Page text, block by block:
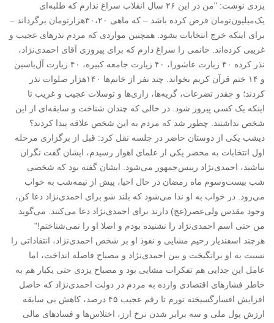
یزدی نوشت: "من در این ۲۶ سال انقلا‌ب سراغ ندارم که طلبه‌ای
یک‌میلیون‌تومان قرض کرده باشد – که ماهی ۳۰،۲۰هزارتومان برگرداند –
برای اینکه خرج انتخابات بشود. همچنین مواردی که مردم نذرهای عجیب و
غریبی کرده‌اند. خانمی را سراغ دارم که برای پیروزی آقای احمدی‌نژاد،
نذر کرده ۴۰ زیارت عاشورا، ۴۰ زیارت جامعه کبیره، ۴۰ زیارت آل‌یاسین
و ۱۴ ختم قرآن کریم بخواند. چند نفر از خانم‌ها ۱۴۰‌هزار صلوات نذر
کردند؛ و چقدر تضرعات، گریه‌ها، زاری‌ها و توسلا‌ت عجیب و غریب تا
اینکه یک کسی پیروز شود. در حالی که چندان شناخت و سابقه‌ای از این
شخص نداشتند. چطور شد که مردم به این شخص علا‌قه پیدا کردند؟
دیشب یکی از دوستان حاضر در جلسه نقل کرد: قبل از برگزاری مرحله
اول انتخابات به محضر یکی از علمای اهواز رسیدم، ایشان گفت نگران
نباشید، احمدی‌نژاد رییس‌جمهور می‌شود. ایشان گفته بود که شخصی
شب بیست‌‌و‌سوم ماه رمضان در حال احیا، پیش از نیمه‌شب به خواب
می‌رود. در خواب به او ندا می‌شود که بلند شو برای احمدی‌نژاد دعا کن،
وجود مقدس ولی‌عصر(عج) دارند برای احمدی‌نژاد دعا می‌کنند. می‌گوید
من حتی اسم احمدی‌نژاد را نشنیده بودم و اصلا‌ او را نمی‌شناختم!"
هرچند اسفندیار رحیم مشایی و نفوذ او بر شخص احمدی‌نژاد، انتقاداتی را
نسبت به او برانگیخت و بین احمدی‌نژاد و مصباح فاصله انداخت، اما
عامل این جدایی هم تفکرات مشایی بود و مصباح یزدی حتی یکبار هم به
خاطر فشارهای اقتصادی وارده به مردم در دولت احمدی‌نژاد که حاصل
افزایش افسارگسیخته تورم تا رقم عجیب ۴۵ درصد، کاهش بی سابقه
ارزش پول ملی و سه برابر شدن نرخ ارز، اختلاس‌ها و فسادهای مالی